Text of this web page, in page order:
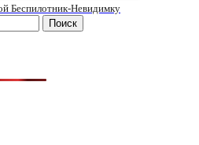
Беспилотник-Невидимку